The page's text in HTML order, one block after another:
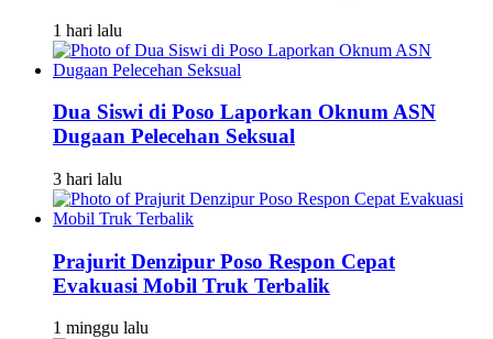
1 hari lalu
Dua Siswi di Poso Laporkan Oknum ASN
Dugaan Pelecehan Seksual
3 hari lalu
Prajurit Denzipur Poso Respon Cepat
Evakuasi Mobil Truk Terbalik
1 minggu lalu